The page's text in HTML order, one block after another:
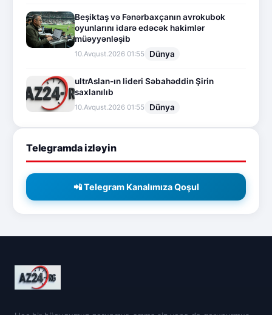
Beşiktaş və Fənərbaxçanın avrokubok
oyunlarını idarə edəcək hakimlər
müəyyənləşib
10.Avqust.2026 01:55 Dünya
ultrAslan-ın lideri Səbahəddin Şirin
saxlanılıb
10.Avqust.2026 01:55 Dünya
Telegramda izləyin
📲 Telegram Kanalımıza Qoşul